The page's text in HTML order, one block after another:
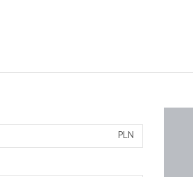
PLN